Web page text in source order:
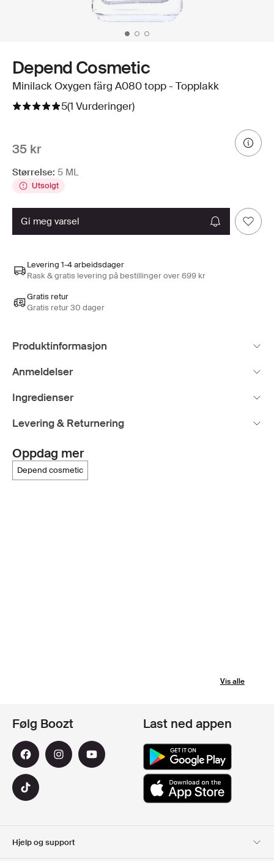
Depend Cosmetic
Minilack Oxygen färg A080 topp - Topplakk
5(1 Vurderinger)
35 kr
Størrelse: 5 ML
Utsolgt
gi meg varsel
Levering 1-4 arbeidsdager
Rask & gratis levering på bestillinger over 699 kr
Gratis retur
Gratis retur 30 dager
Produktinformasjon
Anmeldelser
Ingredienser
Levering & Returnering
Oppdag mer
depend cosmetic
Vis alle
Hjelp og support
Følg Boozt Last ned appen